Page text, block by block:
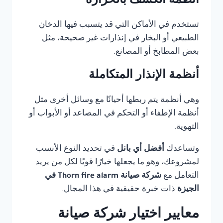
تستخدم في الأماكن التي قد يتسبب فيها الدخان
الطبيعي أو البخار في إنذارات غير صحيحة، مثل
بعض المطابخ أو المصانع.
أنظمة الإنذار المتكاملة
وهي أنظمة يتم ربطها أحيانًا مع وسائل أخرى مثل
أنظمة الإطفاء أو التحكم في المصاعد أو الأبواب أو
التهوية.
وتساعدك أفضل أي بانل في تحديد النوع الأنسب
لمشروعك، وهو ما يجعلها خيارًا قويًا لكل من يريد
التعامل مع
شركة صيانة Thorn fire alarm في
الجيزة ذات خبرة حقيقية في هذا المجال.
معايير اختيار شركة صيانة